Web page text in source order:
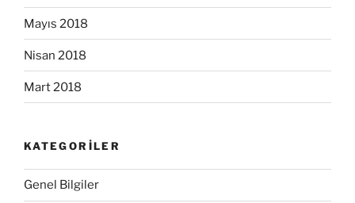
Mayıs 2018
Nisan 2018
Mart 2018
KATEGORILER
Genel Bilgiler